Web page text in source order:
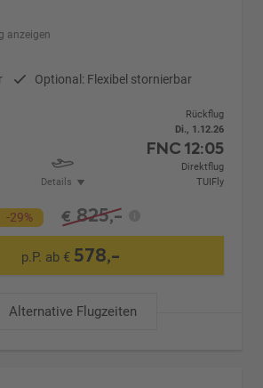
anzeigen
Optional: Flexibel stornierbar
Details
Rückflug
Di., 1.12.26
FNC 12:05
Direktflug
TUIFly
-29% € 825,-
p.P. ab € 578,-
Alternative Flugzeiten